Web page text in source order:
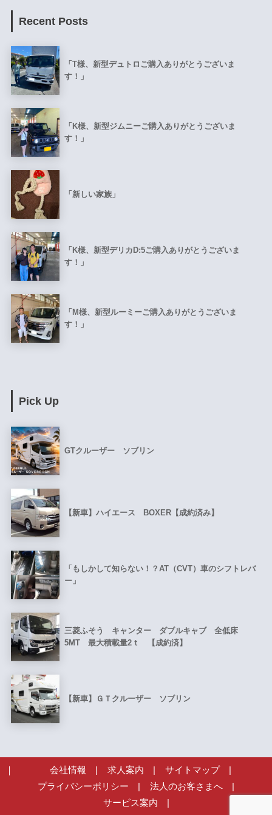
Recent Posts
「T様、新型デュトロご購入ありがとうございま
す！」
「K様、新型ジムニーご購入ありがとうございま
す！」
「新しい家族」
「K様、新型デリカD:5ご購入ありがとうございま
す！」
「M様、新型ルーミーご購入ありがとうございま
す！」
Pick Up
GTクルーザー ソブリン
【新車】ハイエース BOXER【成約済み】
「もしかして知らない！？AT（CVT）車のシフトレバ
ー」
三菱ふそう キャンター ダブルキャブ 全低床
5MT 最大積載量2ｔ 【成約済】
【新車】ＧＴクルーザー ソブリン
会社情報 求人案内 サイトマップ|
プライバシーポリシー
法人のお客さまへ
サービス案内